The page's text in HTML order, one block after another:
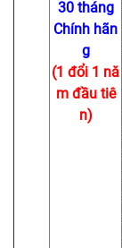
30 tháng
Chính hãn
g
(1 đổi 1 nă
m đầu tiê
n)